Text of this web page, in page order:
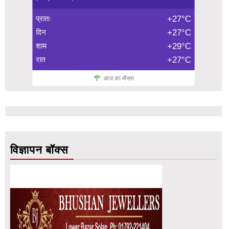
प्रातः +27°C
दिन +27°C
शाम +29°C
रात +27°C
आज का मौसम
विज्ञापन बॉक्स